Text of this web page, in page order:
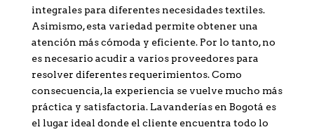
integrales para diferentes necesidades textiles.
Asimismo, esta variedad permite obtener una
atención más cómoda y eficiente. Por lo tanto, no
es necesario acudir a varios proveedores para
resolver diferentes requerimientos. Como
consecuencia, la experiencia se vuelve mucho más
práctica y satisfactoria. Lavanderías en Bogotá es
el lugar ideal donde el cliente encuentra todo lo